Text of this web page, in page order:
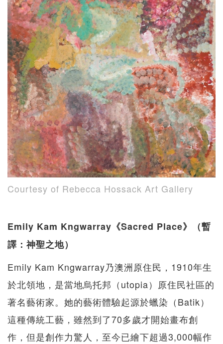
Courtesy of Rebecca Hossack Art Gallery
Emily Kam Kngwarray《Sacred Place》（暫
譯：神聖之地）
Emily Kam Kngwarray乃澳洲原住民，1910年生
於北領地，是當地烏托邦（utopia）原住民社區的
著名藝術家。她的藝術體驗起源於蠟染（Batik）
這種傳統工藝，雖然到了70多歲才開始畫布創
作，但是創作力驚人，至今已繪下超過3,000幅作